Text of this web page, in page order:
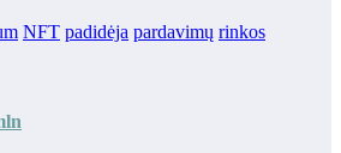
NFT padidėja pardavimų rinkos